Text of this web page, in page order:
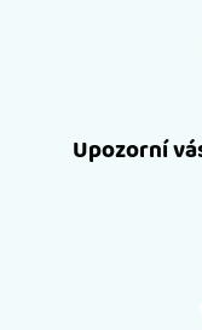
Upozorní